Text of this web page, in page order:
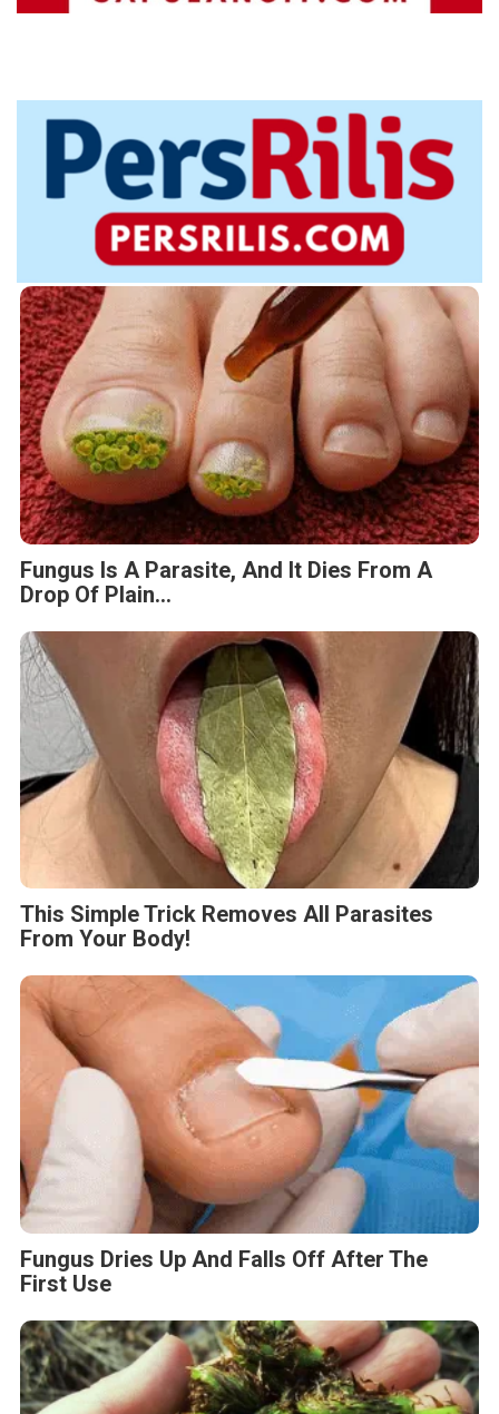
Fungus Is A Parasite, And It Dies From A
Drop Of Plain...
This Simple Trick Removes All Parasites
From Your Body!
Fungus Dries Up And Falls Off After The
First Use